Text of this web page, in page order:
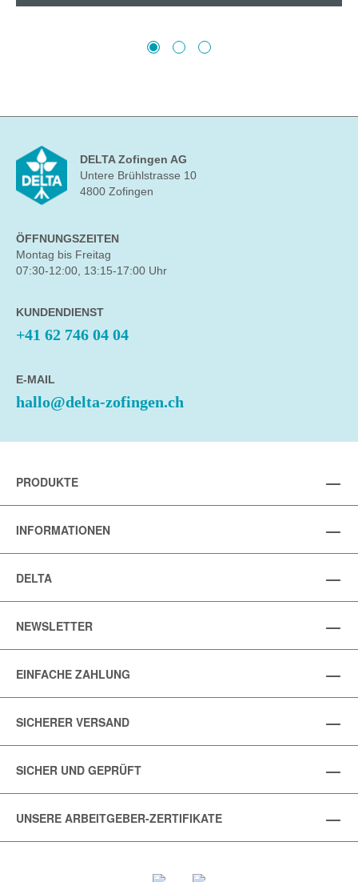
DELTA Zofingen AG
Untere Brühlstrasse 10
4800 Zofingen
ÖFFNUNGSZEITEN
Montag bis Freitag
07:30-12:00, 13:15-17:00 Uhr
KUNDENDIENST
+41 62 746 04 04
E-MAIL
hallo@delta-zofingen.ch
PRODUKTE
INFORMATIONEN
DELTA
NEWSLETTER
EINFACHE ZAHLUNG
SICHERER VERSAND
SICHER UND GEPRÜFT
UNSERE ARBEITGEBER-ZERTIFIKATE